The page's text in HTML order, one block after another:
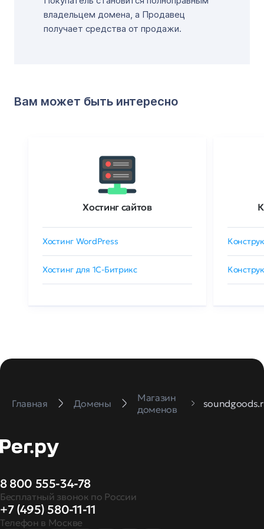
владельцем домена, а Продавец
получает средства от продажи.
Вам может быть интересно
Хостинг сайтов
Хостинг WordPress
Хостинг для 1C-Битрикс
Главная Домены
Магазин
доменов
8 800 555-34-78
Бесплатный звонок по России
+7 (495) 580-11-11
Телефон в Москве